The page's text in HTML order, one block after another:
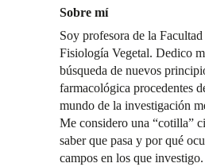
Sobre mí
Soy profesora de la
Fisiología Vegetal. Dedico
búsqueda de nuevos
farmacológica procedentes
mundo de la investigación
Me considero una “cotilla”
saber que pasa y por qué
campos en los que